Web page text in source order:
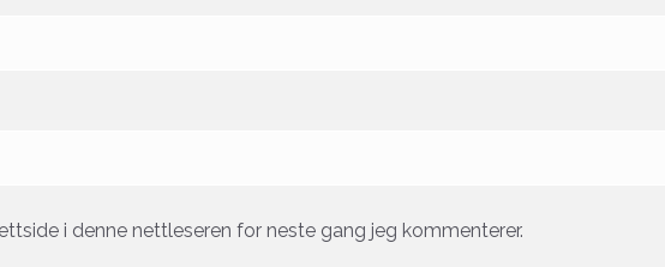
i denne nettleseren for neste gang jeg kommenterer.